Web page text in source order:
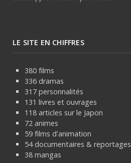
LE SITE EN CHIFFRES
380 films
336 dramas
317 personnalités
131 livres et ouvrages
118 articles sur le Japon
72 animes
59 films d'animation
54 documentaires & reportages
38 mangas